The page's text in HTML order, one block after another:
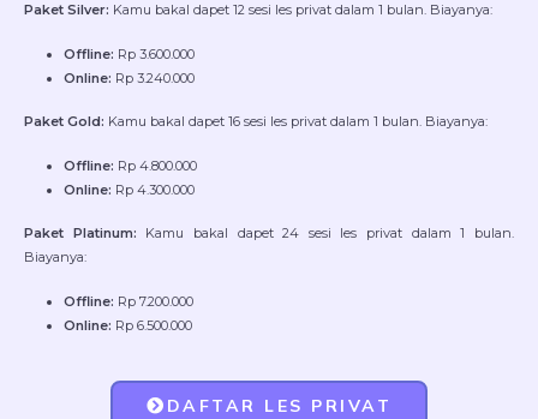
Paket Silver: Kamu bakal dapet 12 sesi les privat dalam 1 bulan. Biayanya:
Offline: Rp 3.600.000
Online: Rp 3.240.000
Paket Gold: Kamu bakal dapet 16 sesi les privat dalam 1 bulan. Biayanya:
Offline: Rp 4.800.000
Online: Rp 4.300.000
Paket Platinum: Kamu bakal dapet 24 sesi les privat dalam 1 bulan.
Biayanya:
Offline: Rp 7.200.000
Online: Rp 6.500.000
DAFTAR LES PRIVAT